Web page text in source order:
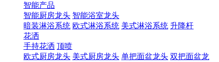
智能产品
智能厨房龙头 智能浴室龙头
暗装淋浴系统 欧式淋浴系统 美式淋浴系统 升降杆
花洒
手持花洒 顶喷
欧式厨房龙头 美式厨房龙头 单把面盆龙头 双把面盆龙